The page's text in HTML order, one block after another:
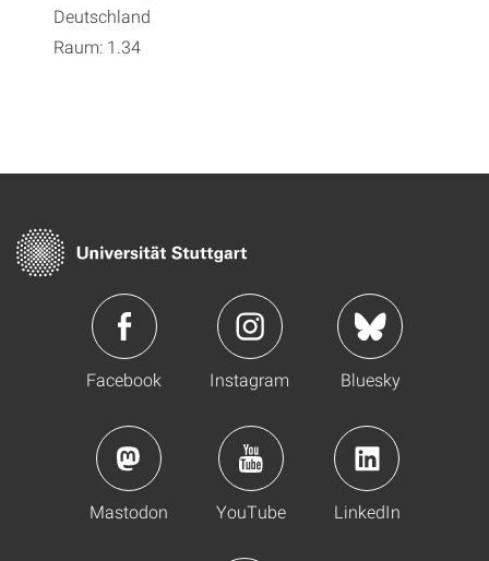
Deutschland
Raum: 1.34
Facebook Instagram Bluesky
Mastodon YouTube LinkedIn